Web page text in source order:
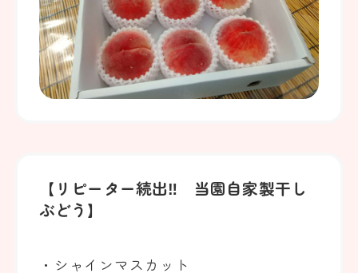
【リピーター続出‼ 当園自家製干し
ぶどう】
・シャインマスカット